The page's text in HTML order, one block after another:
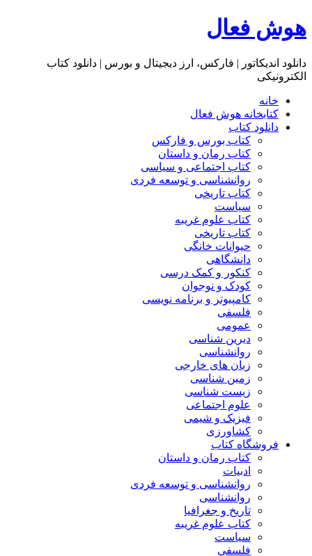
هوش فعال
دانلود اندیکاتور | فارکس، ارز دیجیتال و بورس | دانلود کتاب
الکترونیکی
خانه
کتابخانه هوش فعال
دانلود کتاب
کتاب بورس و فارکس
کتاب رمان و داستان
کتاب اجتماعی و سیاسی
روانشناسی و توسعه فردی
کتاب تاریخی
سیاست
کتاب علوم غریبه
کتاب تاریخی
حیوانات خانگی
دانشگاهی
کنکور و کمک‌ درسی
کودک و نوجوان
کامپیوتر و برنامه نویسی
فلسفی
عمومی
دیرین شناسی
روانشناسی
زبان های خارجی
زمین شناسی
زیست شناسی
علوم اجتماعی
فیزیک و شیمی
کشاورزی
فروشگاه کتاب
کتاب رمان و داستان
ادبیات
روانشناسی و توسعه فردی
روانشناسی
تاریخ و جغرافیا
کتاب علوم غریبه
سیاست
فلسفی